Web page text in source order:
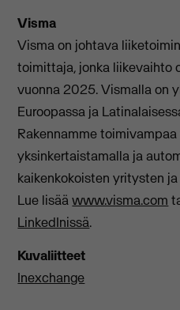
Visma
Visma on johtava
toimittaja, jonka liikevaihto
vuonna 2025. Vismalla on
Euroopassa ja
Rakennamme
yksinkertaistamalla ja
kaikenkokoisten yritysten
Lue lisääwww.visma.com
LinkedInissä.
Kuvaliitteet
Inexchange